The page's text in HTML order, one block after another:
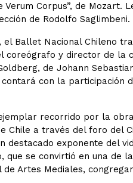
Verum Corpus”, de Mozart.
de Rodolfo Saglimbeni.
el Ballet Nacional Chileno
coreógrafo y director de la
de Johann
con la participación
recorrido por la
Chile a través del foro del
destacado exponente del
que se convirtió en una de
de Artes Mediales,